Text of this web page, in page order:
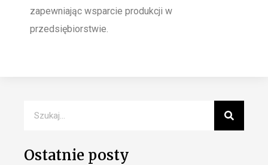
zapewniając wsparcie produkcji w
przedsiębiorstwie.
Ostatnie posty